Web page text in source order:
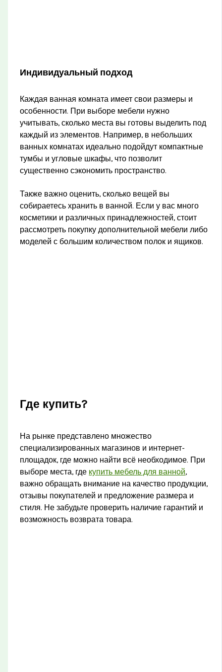
Индивидуальный подход
Каждая ванная комната имеет свои размеры и
особенности. При выборе мебели нужно
учитывать, сколько места вы готовы выделить под
каждый из элементов. Например, в небольших
ванных комнатах идеально подойдут компактные
тумбы и угловые шкафы, что позволит
существенно сэкономить пространство.
Также важно оценить, сколько вещей вы
собираетесь хранить в ванной. Если у вас много
косметики и различных принадлежностей, стоит
рассмотреть покупку дополнительной мебели либо
моделей с большим количеством полок и ящиков.
Где купить?
На рынке представлено множество
специализированных магазинов и интернет-
площадок, где можно найти всё необходимое. При
выборе места, где купить мебель для ванной,
важно обращать внимание на качество продукции,
отзывы покупателей и предложение размера и
стиля. Не забудьте проверить наличие гарантий и
возможность возврата товара.